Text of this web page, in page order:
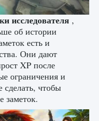
EA
0
исследователя ,
об истории
есть и
Они дают
XP после
ограничения и
чтобы
заметок.